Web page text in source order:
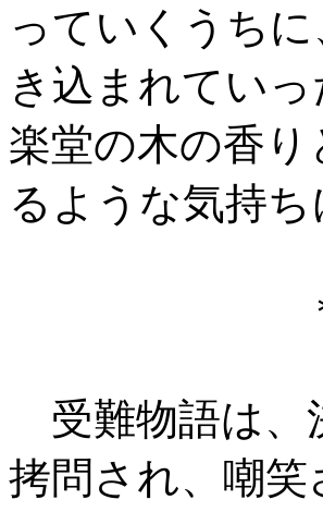
っていくうち
き込まれてい
楽堂の木の香
るような気持
＊
受難物語は、
拷問され、嘲